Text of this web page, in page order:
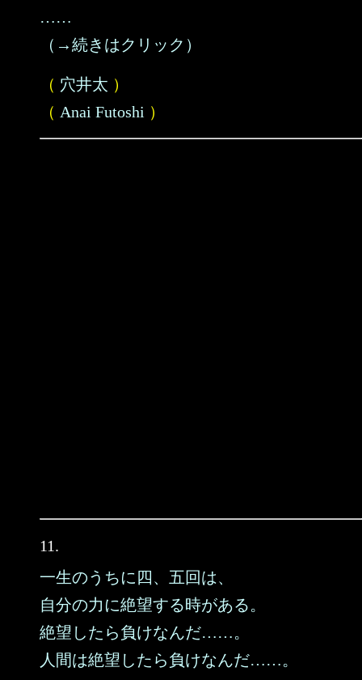
……
（→続きはクリック）
（ 穴井太 ）
（ Anai Futoshi ）
11.
一生のうちに四、五回は、
自分の力に絶望する時がある。
絶望したら負けなんだ……。
人間は絶望したら負けなんだ……。